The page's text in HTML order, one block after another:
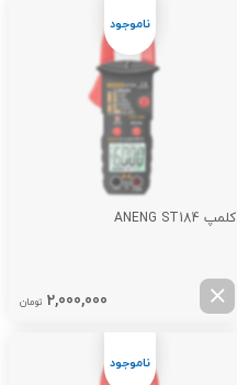
کلمپ ANENG ST184
2,000,000 تومان